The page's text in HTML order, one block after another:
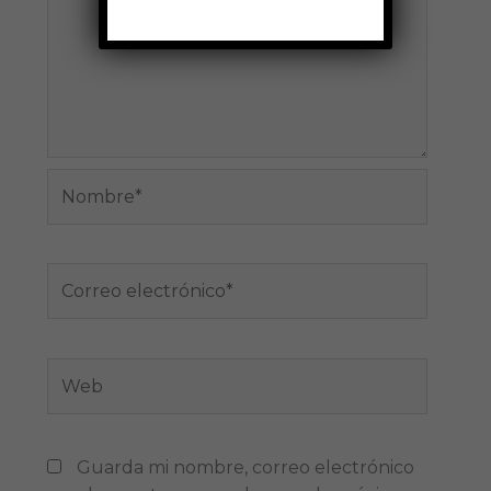
electrónico*
Guarda mi nombre, correo electrónico